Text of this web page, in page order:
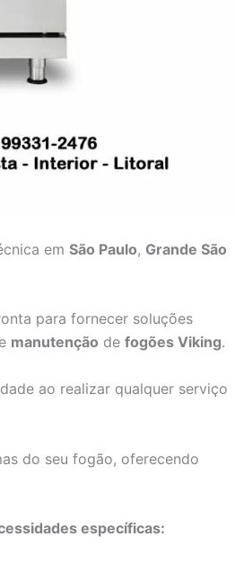
em São Paulo, Grande São
para fornecer soluções
e manutenção de fogões Viking.
ao realizar qualquer serviço
do seu fogão, oferecendo
específicas: